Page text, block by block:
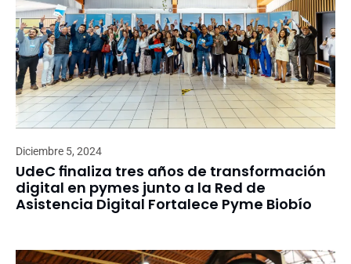
Diciembre 5, 2024
UdeC finaliza tres años de transformación
digital en pymes junto a la Red de
Asistencia Digital Fortalece Pyme Biobío